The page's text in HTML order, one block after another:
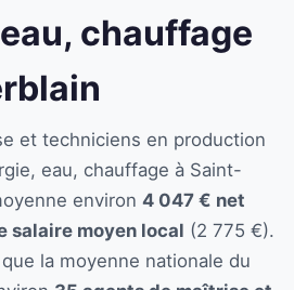
chauffage
et techniciens en production
eau, chauffage à Saint-
environ 4 047 € net
salaire moyen local (2 775 €).
la moyenne nationale du